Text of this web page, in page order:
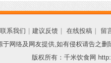
联系我们 建议反馈 在线投稿
留
于网络及网友提供,如有侵权请告之
版权所有：千米饮食网